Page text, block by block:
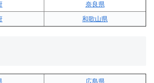
奈良県
和歌山県
広島県